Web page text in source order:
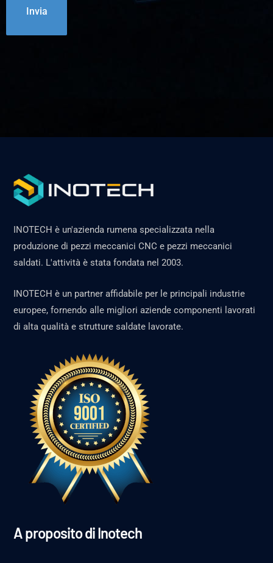
INOTECH è un'azienda rumena specializzata nella
produzione di pezzi meccanici CNC e pezzi meccanici
saldati. L'attività è stata fondata nel 2003.
INOTECH è un partner affidabile per le principali industrie
europee, fornendo alle migliori aziende componenti lavorati
di alta qualità e strutture saldate lavorate.
A proposito di Inotech